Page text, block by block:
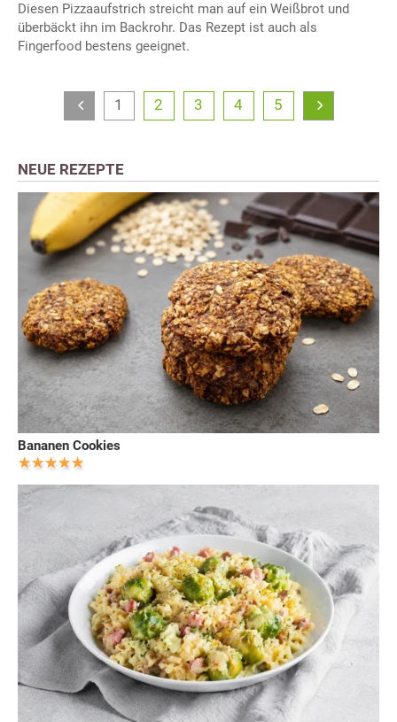
Diesen Pizzaaufstrich streicht man auf ein Weißbrot und
überbäckt ihn im Backrohr. Das Rezept ist auch als
Fingerfood bestens geeignet.
1 2 3 4 5
NEUE REZEPTE
Bananen Cookies